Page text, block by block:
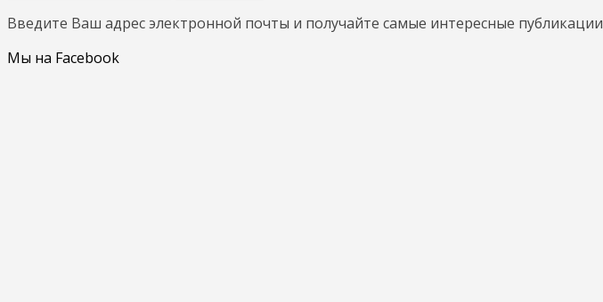
Введите Ваш адрес электронной почты и получайте самые интересные публикации
Мы на Facebook